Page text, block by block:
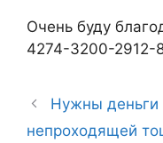
Очень буду
4274-3200-2912-
Нужны деньги
непроходящей